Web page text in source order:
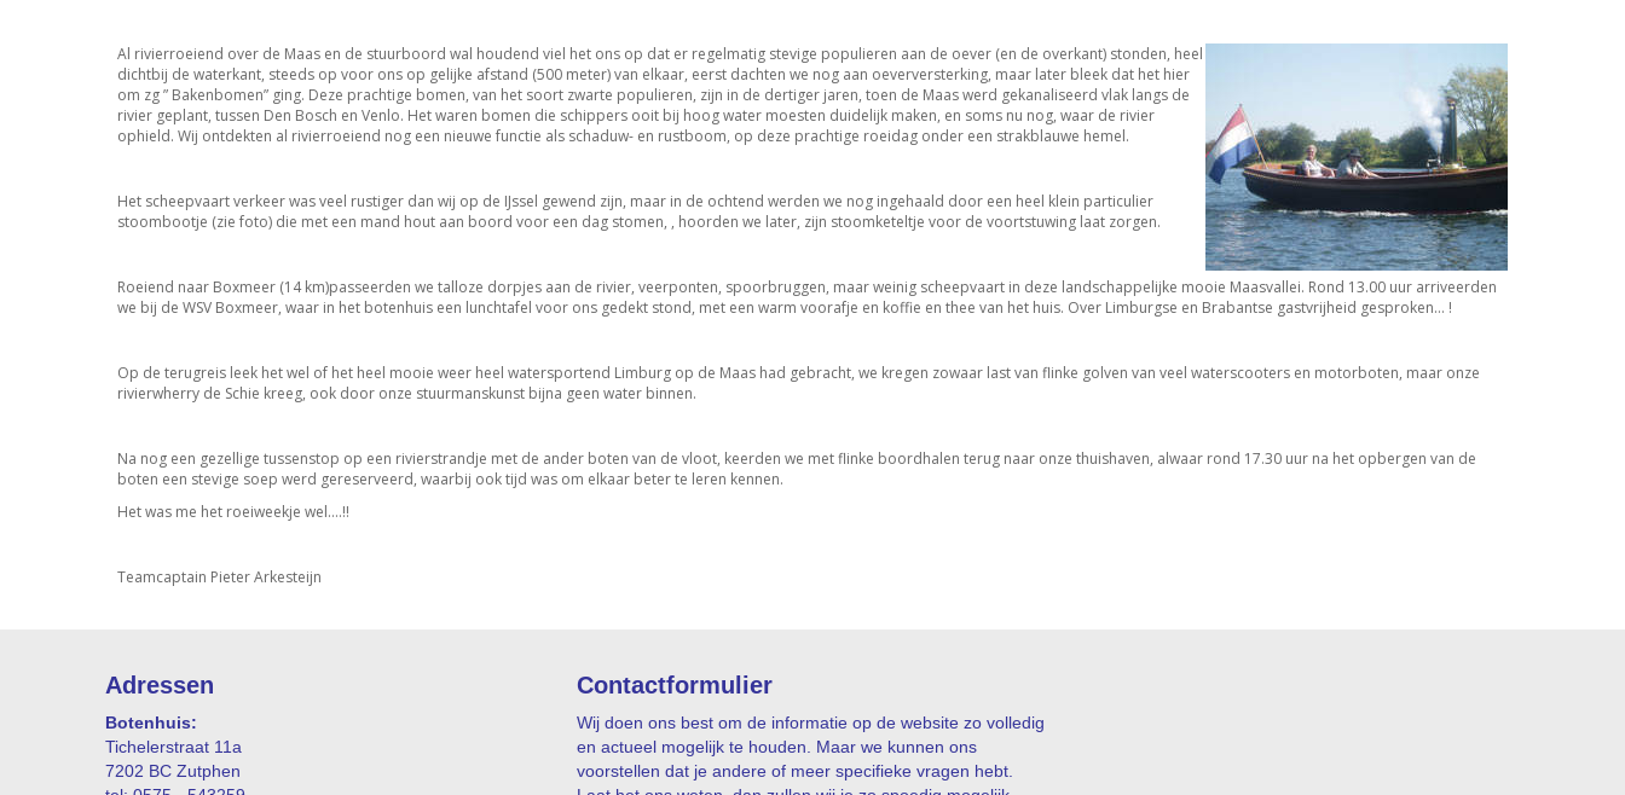
Al rivierroeiend over de Maas en de stuurboord wal houdend viel het ons op dat er regelmatig stevige populieren aan de oever (en de overkant) stonden, heel
dichtbij de waterkant, steeds op voor ons op gelijke afstand (500 meter) van elkaar, eerst dachten we nog aan oeverversterking, maar later bleek dat het hier
om zg ” Bakenbomen” ging. Deze prachtige bomen, van het soort zwarte populieren, zijn in de dertiger jaren, toen de Maas werd gekanaliseerd vlak langs de
rivier geplant, tussen Den Bosch en Venlo. Het waren bomen die schippers ooit bij hoog water moesten duidelijk maken, en soms nu nog, waar de rivier
ophield. Wij ontdekten al rivierroeiend nog een nieuwe functie als schaduw- en rustboom, op deze prachtige roeidag onder een strakblauwe hemel.
Het scheepvaart verkeer was veel rustiger dan wij op de IJssel gewend zijn, maar in de ochtend werden we nog ingehaald door een heel klein particulier
stoombootje (zie foto) die met een mand hout aan boord voor een dag stomen, , hoorden we later, zijn stoomketeltje voor de voortstuwing laat zorgen.
Roeiend naar Boxmeer (14 km)passeerden we talloze dorpjes aan de rivier, veerponten, spoorbruggen, maar weinig scheepvaart in deze landschappelijke mooie Maasvallei. Rond 13.00 uur arriveerden
we bij de WSV Boxmeer, waar in het botenhuis een lunchtafel voor ons gedekt stond, met een warm voorafje en koffie en thee van het huis. Over Limburgse en Brabantse gastvrijheid gesproken… !
Op de terugreis leek het wel of het heel mooie weer heel watersportend Limburg op de Maas had gebracht, we kregen zowaar last van flinke golven van veel waterscooters en motorboten, maar onze
rivierwherry de Schie kreeg, ook door onze stuurmanskunst bijna geen water binnen.
Na nog een gezellige tussenstop op een rivierstrandje met de ander boten van de vloot, keerden we met flinke boordhalen terug naar onze thuishaven, alwaar rond 17.30 uur na het opbergen van de
boten een stevige soep werd gereserveerd, waarbij ook tijd was om elkaar beter te leren kennen.
Het was me het roeiweekje wel….!!
Teamcaptain Pieter Arkesteijn
Adressen
Botenhuis:
Tichelerstraat 11a
7202 BC Zutphen
Contactformulier
Wij doen ons best om de informatie op de website zo volledig
en actueel mogelijk te houden. Maar we kunnen ons
voorstellen dat je andere of meer specifieke vragen hebt.